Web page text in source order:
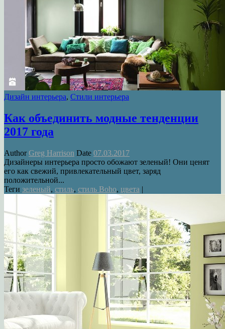
Дизайн интерьера, Стили интерьера
Как объединить модные тенденции
2017 года
AuthorGreg Harrison Date 07.03.2017
Дизайнеры интерьера просто обожают зеленый! Они ценят
его как свежий, привлекательный цвет, заряд
положительной...
Теги зеленый, стиль, стиль Boho, цвета |